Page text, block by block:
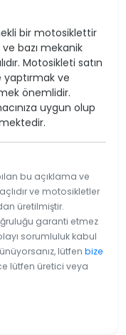
bir motosiklettir
bazı mekanik
Motosikleti satın
ve
önemlidir.
uygun olup
bu açıklama ve
ve motosikletler
üretilmiştir.
garanti etmez
sorumluluk kabul
lütfen bize
lütfen üretici veya